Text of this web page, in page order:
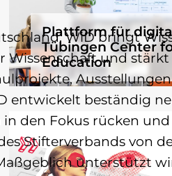
WiD bringt
und stärkt
entwickelt beständig
den Fokus rücken
Stifterverbands von
unterstützt
Plattform für
Tübingen Center
Education